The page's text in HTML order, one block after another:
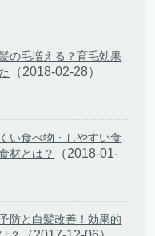
の毛増える？育毛効果
（2018-02-28）
い食べ物・しやすい食
材とは？
（2018-01-
防と白髪改善！効果的